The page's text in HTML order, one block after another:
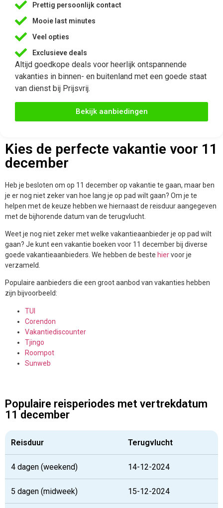
Prettig persoonlijk contact
Mooie last minutes
Veel opties
Exclusieve deals
Altijd goedkope deals voor heerlijk ontspannende
vakanties in binnen- en buitenland met een goede staat
van dienst bij Prijsvrij.
Bekijk aanbiedingen
Kies de perfecte vakantie voor 11
december
Heb je besloten om op 11 december op vakantie te gaan, maar ben
je er nog niet zeker van hoe lang je op pad wilt gaan? Om je te
helpen met de keuze hebben we hiernaast de reisduur aangegeven
met de bijhorende datum van de terugvlucht.
Weet je nog niet zeker met welke vakantieaanbieder je op pad wilt
gaan? Je kunt een vakantie boeken voor 11 december bij diverse
goede vakantieaanbieders. We hebben de beste hiervoor je
verzameld.
Populaire aanbieders die een groot aanbod van vakanties hebben
zijn bijvoorbeeld:
TUI
Corendon
Vakantiediscounter
Tjingo
Roompot
Sunweb
Populaire reisperiodes met vertrekdatum
11 december
Reisduur Terugvlucht
4 dagen (weekend) 14-12-2024
5 dagen (midweek) 15-12-2024